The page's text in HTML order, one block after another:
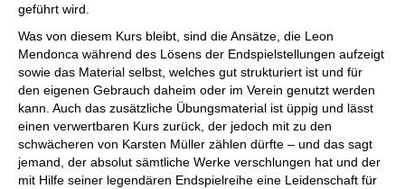
geführt wird.
Was von diesem Kurs bleibt, sind die Ansätze, die Leon
Mendonca während des Lösens der Endspielstellungen aufzeigt
sowie das Material selbst, welches gut strukturiert ist und für
den eigenen Gebrauch daheim oder im Verein genutzt werden
kann. Auch das zusätzliche Übungsmaterial ist üppig und lässt
einen verwertbaren Kurs zurück, der jedoch mit zu den
schwächeren von Karsten Müller zählen dürfte – und das sagt
jemand, der absolut sämtliche Werke verschlungen hat und der
mit Hilfe seiner legendären Endspielreihe eine Leidenschaft für